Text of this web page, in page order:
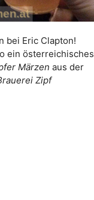
bei Eric Clapton!
ein österreichisches
Märzen aus der
Zipf